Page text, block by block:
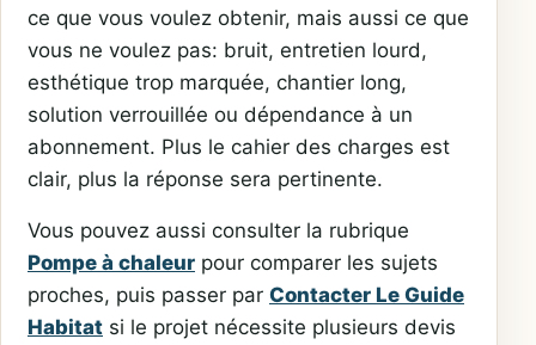
ce que vous voulez obtenir, mais aussi ce que
vous ne voulez pas: bruit, entretien lourd,
esthétique trop marquée, chantier long,
solution verrouillée ou dépendance à un
abonnement. Plus le cahier des charges est
clair, plus la réponse sera pertinente.
Vous pouvez aussi consulter la rubrique
Pompe à chaleur pour comparer les sujets
proches, puis passer par Contacter Le Guide
Habitat si le projet nécessite plusieurs devis